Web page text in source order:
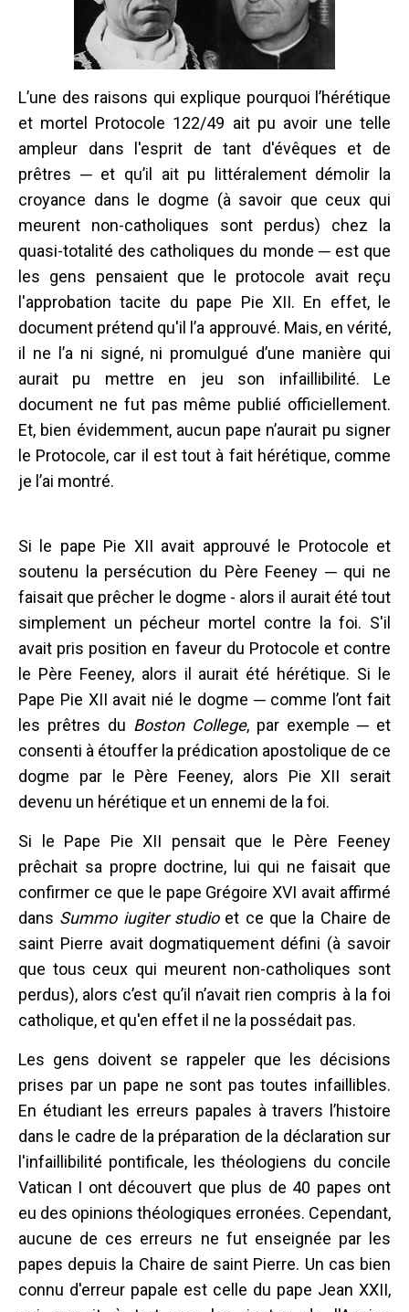
L’une des raisons qui explique pourquoi l’hérétique
et mortel Protocole 122/49 ait pu avoir une telle
ampleur dans l'esprit de tant d'évêques et de
prêtres ─ et qu’il ait pu littéralement démolir la
croyance dans le dogme (à savoir que ceux qui
meurent non-catholiques sont perdus) chez la
quasi-totalité des catholiques du monde ─ est que
les gens pensaient que le protocole avait reçu
l'approbation tacite du pape Pie XII. En effet, le
document prétend qu'il l’a approuvé. Mais, en vérité,
il ne l’a ni signé, ni promulgué d’une manière qui
aurait pu mettre en jeu son infaillibilité. Le
document ne fut pas même publié officiellement.
Et, bien évidemment, aucun pape n’aurait pu signer
le Protocole, car il est tout à fait hérétique, comme
je l’ai montré.
Si le pape Pie XII avait approuvé le Protocole et
soutenu la persécution du Père Feeney ─ qui ne
faisait que prêcher le dogme - alors il aurait été tout
simplement un pécheur mortel contre la foi. S'il
avait pris position en faveur du Protocole et contre
le Père Feeney, alors il aurait été hérétique. Si le
Pape Pie XII avait nié le dogme ─ comme l’ont fait
les prêtres du Boston College, par exemple ─ et
consenti à étouffer la prédication apostolique de ce
dogme par le Père Feeney, alors Pie XII serait
devenu un hérétique et un ennemi de la foi.
Si le Pape Pie XII pensait que le Père Feeney
prêchait sa propre doctrine, lui qui ne faisait que
confirmer ce que le pape Grégoire XVI avait affirmé
dans Summo iugiter studioet ce que la Chaire de
saint Pierre avait dogmatiquement défini (à savoir
que tous ceux qui meurent non-catholiques sont
perdus), alors c’est qu’il n’avait rien compris à la foi
catholique, et qu'en effet il ne la possédait pas.
Les gens doivent se rappeler que les décisions
prises par un pape ne sont pas toutes infaillibles.
En étudiant les erreurs papales à travers l’histoire
dans le cadre de la préparation de la déclaration sur
l'infaillibilité pontificale, les théologiens du concile
Vatican I ont découvert que plus de 40 papes ont
eu des opinions théologiques erronées. Cependant,
aucune de ces erreurs ne fut enseignée par les
papes depuis la Chaire de saint Pierre. Un cas bien
connu d'erreur papale est celle du pape Jean XXII,